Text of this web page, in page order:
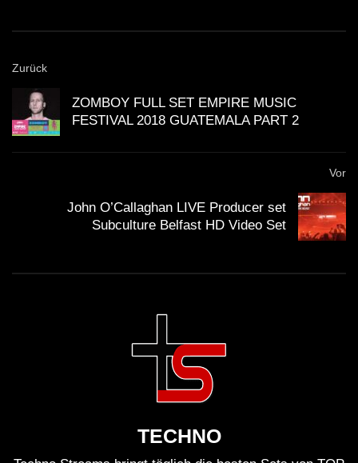
Zurück
ZOMBOY FULL SET EMPIRE MUSIC
FESTIVAL 2018 GUATEMALA PART 2
Vor
John O’Callaghan LIVE Producer set
Subculture Belfast HD Video Set
TECHNO